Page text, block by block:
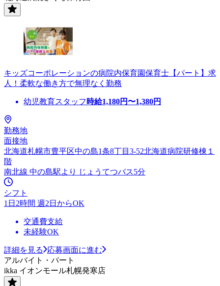
キッズコーポレーションの病院内保育園保育士【パート】求
人！柔軟な働き方で無理なく勤務
幼児教育スタッフ 時給1,180円〜1,380円
勤務地
面接地
北海道札幌市豊平区中の島1条8丁目3-52北海道病院研修棟１
階
南北線 中の島駅より じょうてつバス5分
シフト
1日2時間 週2日からOK
交通費支給
未経験OK
詳細を見る
応募画面に進む
アルバイト・パート
ikka イオンモール札幌発寒店